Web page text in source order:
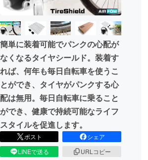
ビジネス・起業
まちづくり・地域活性化
CAMPFIRE for Social Good
CAMPFIREふるさと納税machi-ya
簡単に装着可能でパンクの心配が
なくなるタイヤシールド。装着す
れば、何年も毎日自転車を使うこ
とができ、タイヤがパンクする心
配は無用。毎日自転車に乗ること
ができ、健康で持続可能なライフ
スタイルを促進します。
ポスト
シェア
LINEで送る
URLコピー